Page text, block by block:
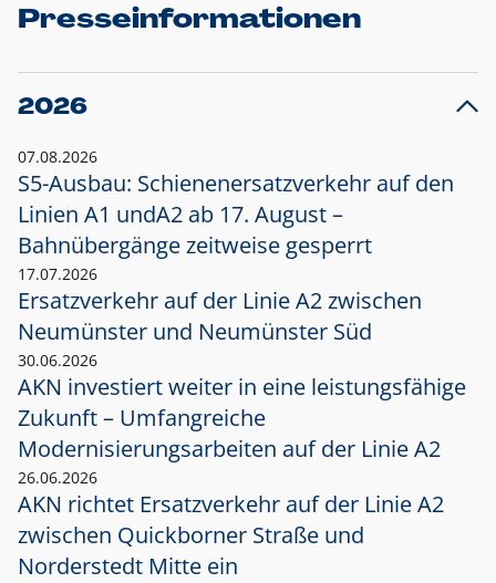
Presseinformationen
2026
07.08.2026
S5-Ausbau: Schienenersatzverkehr auf den
Linien A1 undA2 ab 17. August –
Bahnübergänge zeitweise gesperrt
17.07.2026
Ersatzverkehr auf der Linie A2 zwischen
Neumünster und Neumünster Süd
30.06.2026
AKN investiert weiter in eine leistungsfähige
Zukunft – Umfangreiche
Modernisierungsarbeiten auf der Linie A2
26.06.2026
AKN richtet Ersatzverkehr auf der Linie A2
zwischen Quickborner Straße und
Norderstedt Mitte ein